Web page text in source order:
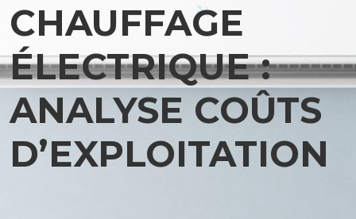
CHAUFFAGE
ÉLECTRIQUE :
ANALYSE COÛTS
D’EXPLOITATION